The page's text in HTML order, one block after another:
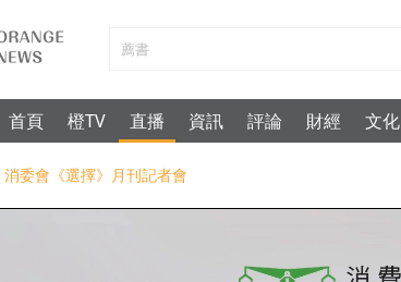
首頁 橙TV 直播 資訊 評論 財經 文化
委會《選擇》月刊記者會